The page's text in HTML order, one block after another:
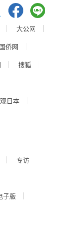
大公网
侨网
搜狐
日本
专访
子版